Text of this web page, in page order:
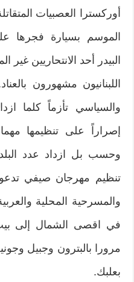
أوركسترا العصبيات
الموسم بسيارة
البيدر أحد الانتحاريين غير
اللبنانيون مشهورون
والسياسي تأزماً كلما
إصراراً على تنظيمها
وحسب بل ازداد عدد
تنظيم مهرجان صيفي تدعو
والمسرحية المحلية
في اقصى الشمال إلى
مرورا بالبترون وجبيل
بعلبك.